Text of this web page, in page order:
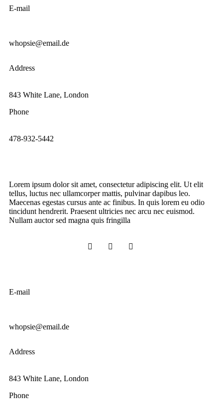
E-mail
whopsie@email.de
Address
843 White Lane, London
Phone
478-932-5442
Lorem ipsum dolor sit amet, consectetur adipiscing elit. Ut elit
tellus, luctus nec ullamcorper mattis, pulvinar dapibus leo.
Maecenas egestas cursus ante ac finibus. In quis lorem eu odio
tincidunt hendrerit. Praesent ultricies nec arcu nec euismod.
Nullam auctor sed magna quis fringilla
E-mail
whopsie@email.de
Address
843 White Lane, London
Phone